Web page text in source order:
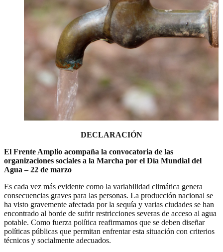
DECLARACIÓN
El Frente Amplio acompaña la convocatoria de las
organizaciones sociales a la Marcha por el Día Mundial del
Agua – 22 de marzo
Es cada vez más evidente como la variabilidad climática genera
consecuencias graves para las personas. La producción nacional se
ha visto gravemente afectada por la sequía y varias ciudades se han
encontrado al borde de sufrir restricciones severas de acceso al agua
potable. Como fuerza política reafirmamos que se deben diseñar
políticas públicas que permitan enfrentar esta situación con criterios
técnicos y socialmente adecuados.